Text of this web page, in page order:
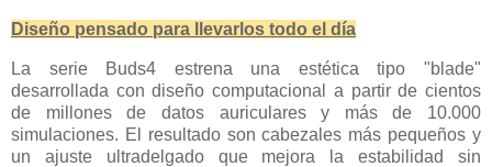
Diseño pensado para llevarlos todo el día
La serie Buds4 estrena una estética tipo "blade"
desarrollada con diseño computacional a partir de cientos
de millones de datos auriculares y más de 10.000
simulaciones. El resultado son cabezales más pequeños y
un ajuste ultradelgado que mejora la estabilidad sin